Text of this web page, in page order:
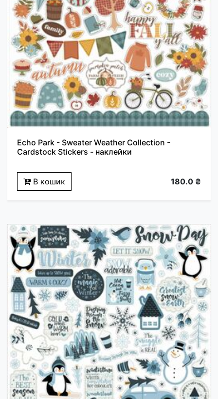
Echo Park - Sweater Weather Collection -
Cardstock Stickers - наклейки
В кошик 180.0 ₴